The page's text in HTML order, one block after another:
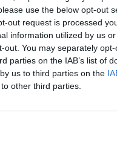
use the below opt-out
out request is processed
information utilized by us
You may separately
parties on the IAB’s list of
us to third parties on the
other third parties.
milioni 43.22.05
milioni 43.34.00
milioni 43.21.01